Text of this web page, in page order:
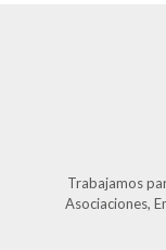
Trabajamos
Asociaciones,